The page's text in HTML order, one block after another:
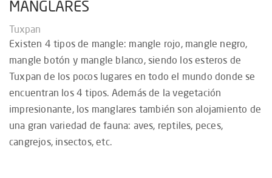
MANGLARES
Tuxpan
Existen 4 tipos de mangle: mangle rojo, mangle negro,
mangle botón y mangle blanco, siendo los esteros de
Tuxpan de los pocos lugares en todo el mundo donde se
encuentran los 4 tipos. Además de la vegetación
impresionante, los manglares también son alojamiento de
una gran variedad de fauna: aves, reptiles, peces,
cangrejos, insectos, etc.